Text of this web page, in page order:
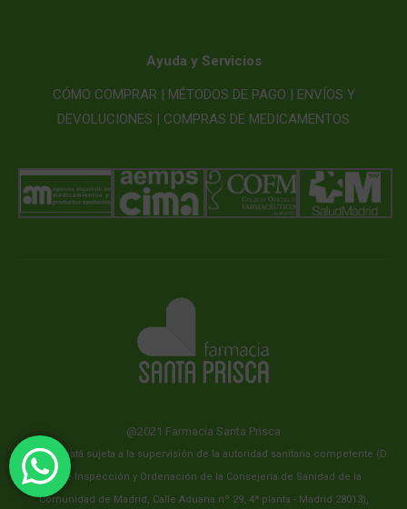
Ayuda y Servicios
CÓMO COMPRAR | MÉTODOS DE PAGO | ENVÍOS Y
DEVOLUCIONES | COMPRAS DE MEDICAMENTOS
@2021 Farmacia Santa Prisca
Esta web está sujeta a la supervisión de la autoridad sanitaria competente (D.
G. De Inspección y Ordenación de la Consejería de Sanidad de la
Comunidad de Madrid, Calle Aduana nº 29, 4ª planta - Madrid 28013),